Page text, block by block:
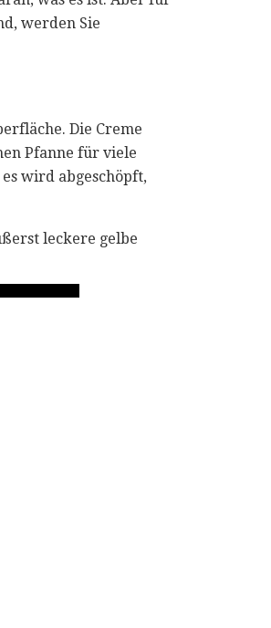
werden Sie
Die Creme
Pfanne für viele
wird abgeschöpft,
leckere gelbe